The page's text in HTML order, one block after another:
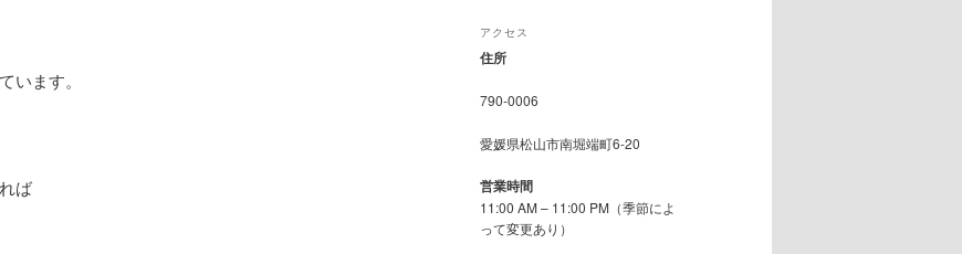
います。
ば
アクセス
住所
790-0006
愛媛県松山市南堀端町6-20
営業時間
11:00 AM – 11:00 PM（季節によ
って変更あり）